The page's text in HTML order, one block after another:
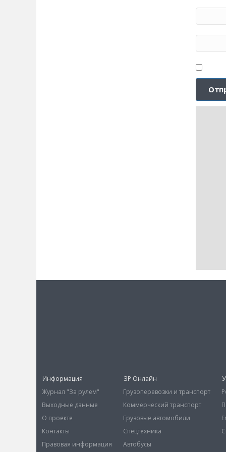
Информация
Журнал "За рулем"
Выходные данные
О проекте
Контакты
Правовая информация
ЗР Онлайн
Грузоперевозки и транспорт
Коммерческий транспорт
Грузовые автомобили
Спецтехника
Автобусы